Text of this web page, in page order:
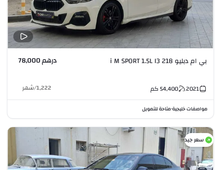
بي ام دبليو 218 i M SPORT 1.5L I3 درهم 78,000
2021
54,400كم 1,222
/شهر
مواصفات خليجية•متاحة للتمويل
سعر جيد